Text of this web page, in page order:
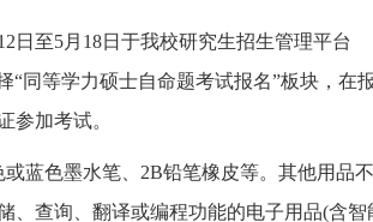
日至5月18日于我校研究生招生管理平台
择“同等学力硕士自命题考试报名”板块，在
参加考试。
蓝色墨水笔、 2B铅笔橡皮等。其他用品
、查询、翻译或编程功能的电子用品(含智